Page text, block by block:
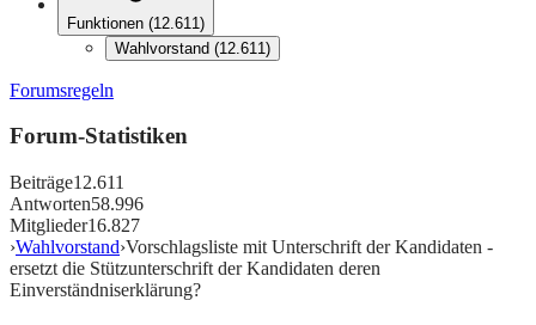
Funktionen (12.611)
Wahlvorstand (12.611)
Forumsregeln
Forum-Statistiken
Beiträge12.611
Antworten58.996
Mitglieder16.827
›Wahlvorstand›Vorschlagsliste mit Unterschrift der Kandidaten -
ersetzt die Stützunterschrift der Kandidaten deren
Einverständniserklärung?